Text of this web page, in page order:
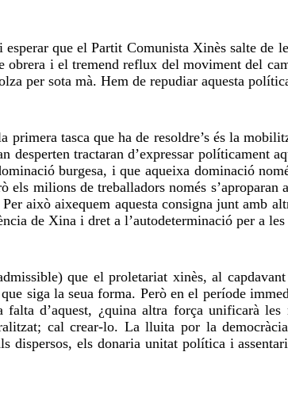
que el Partit Comunista Xinès salte de
obrera i el tremend reflux del moviment del
per sota mà. Hem de repudiar aquesta
tasca que ha de resoldre’s és la
desperten tractaran d’expressar
burgesa, i que aqueixa dominació
els milions de treballadors només
això aixequem aquesta consigna junt amb
de Xina i dret a l’autodeterminació per a
que el proletariat xinès, al
siga la seua forma. Però en el període
falta d’aquest, ¿quina altra força unificarà les
cal crear-lo. La lluita por la
dispersos, els donaria unitat política i